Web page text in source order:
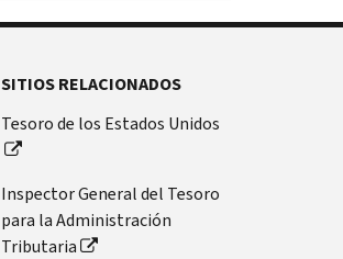
SITIOS RELACIONADOS
Tesoro de los Estados Unidos
Inspector General del Tesoro
para la Administración
Tributaria